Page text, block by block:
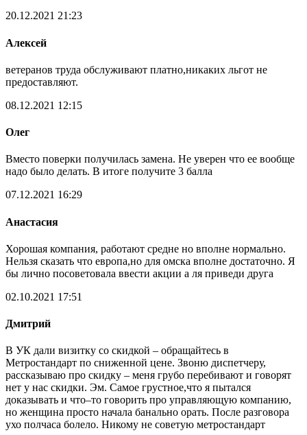
20.12.2021 21:23
Алексей
ветеранов труда обслуживают платно,никаких льгот не
предоставляют.
08.12.2021 12:15
Олег
Вместо поверки получилась замена. Не уверен что ее вообще
надо было делать. В итоге получите 3 балла
07.12.2021 16:29
Анастасия
Хорошая компания, работают средне но вполне нормально.
Нельзя сказать что европа,но для омска вполне достаточно. Я
бы лично посоветовала ввести акции а ля приведи друга
02.10.2021 17:51
Дмитрий
В УК дали визитку со скидкой – обращайтесь в
Метростандарт по сниженной цене. Звоню диспетчеру,
рассказываю про скидку – меня грубо перебивают и говорят
нет у нас скидки. Эм. Самое грустное,что я пытался
доказывать и что–то говорить про управляющую компанию,
но женщина просто начала банально орать. После разговора
ухо полчаса болело. Никому не советую метростандарт